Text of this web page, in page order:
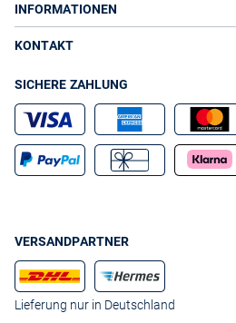
INFORMATIONEN
KONTAKT
SICHERE ZAHLUNG
VERSANDPARTNER
Lieferung nur in Deutschland